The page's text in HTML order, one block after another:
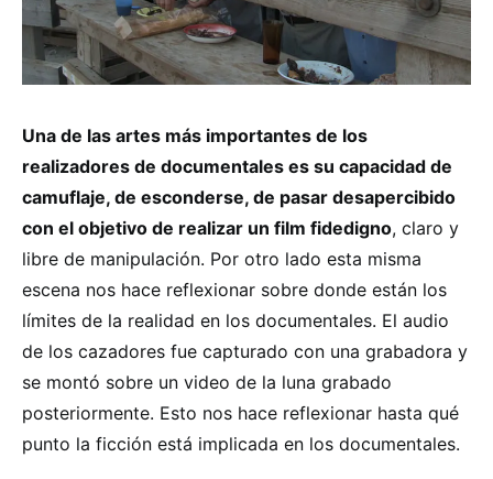
Una de las artes más importantes de los
realizadores de documentales es su capacidad de
camuflaje, de esconderse, de pasar desapercibido
con el objetivo de realizar un film fidedigno, claro y
libre de manipulación. Por otro lado esta misma
escena nos hace reflexionar sobre donde están los
límites de la realidad en los documentales. El audio
de los cazadores fue capturado con una grabadora y
se montó sobre un video de la luna grabado
posteriormente. Esto nos hace reflexionar hasta qué
punto la ficción está implicada en los documentales.